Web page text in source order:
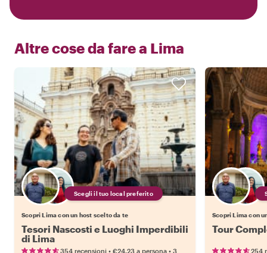
Altre cose da fare a Lima
Scegli il tuo local preferito
Scopri Lima con un host scelto da te
Tesori Nascosti e Luoghi Imperdibili
di Lima
354 recensioni • €24.23 a persona • 3
Scopri Lima con
Tour
254